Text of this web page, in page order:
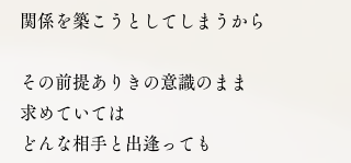
関係を築こうとしてしまうから
その前提ありきの意識のまま
求めていては
どんな相手と出逢っても